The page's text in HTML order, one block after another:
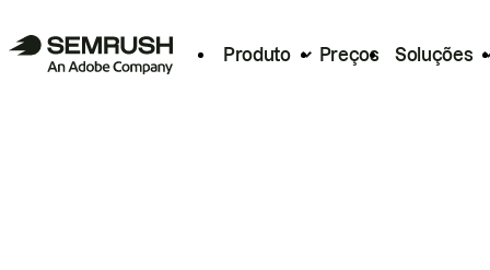
Produto Preços Soluções